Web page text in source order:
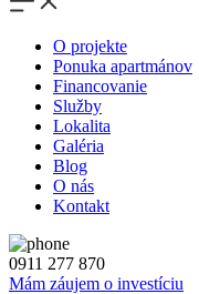
O projekte
Ponuka apartmánov
Financovanie
Služby
Lokalita
Galéria
Blog
O nás
Kontakt
0911 277 870
Mám záujem o investíciu